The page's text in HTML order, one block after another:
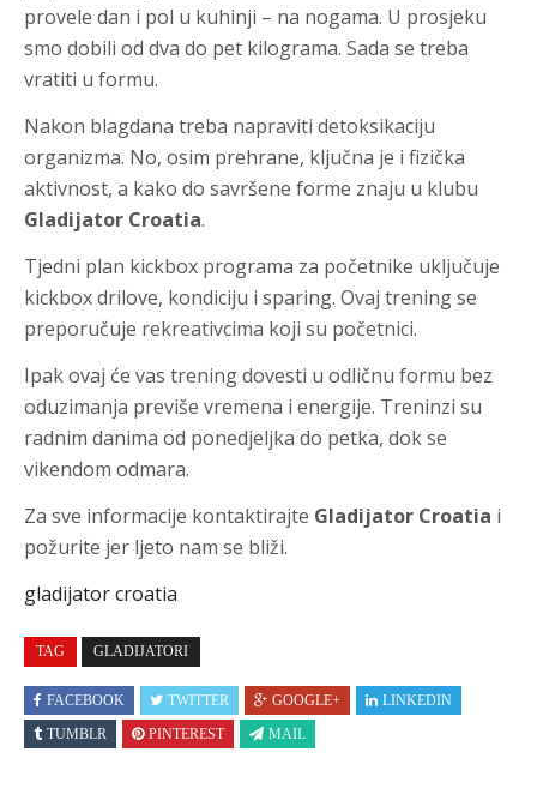
provele dan i pol u kuhinji – na nogama. U prosjeku
smo dobili od dva do pet kilograma. Sada se treba
vratiti u formu.
Nakon blagdana treba napraviti detoksikaciju
organizma. No, osim prehrane, ključna je i fizička
aktivnost, a kako do savršene forme znaju u klubu
Gladijator Croatia.
Tjedni plan kickbox programa za početnike uključuje
kickbox drilove, kondiciju i sparing. Ovaj trening se
preporučuje rekreativcima koji su početnici.
Ipak ovaj će vas trening dovesti u odličnu formu bez
oduzimanja previše vremena i energije. Treninzi su
radnim danima od ponedjeljka do petka, dok se
vikendom odmara.
Za sve informacije kontaktirajte Gladijator Croatia i
požurite jer ljeto nam se bliži.
gladijator croatia
TAG GLADIJATORI
FACEBOOK TWITTER GOOGLE+
LINKEDIN
TUMBLR
PINTEREST MAIL